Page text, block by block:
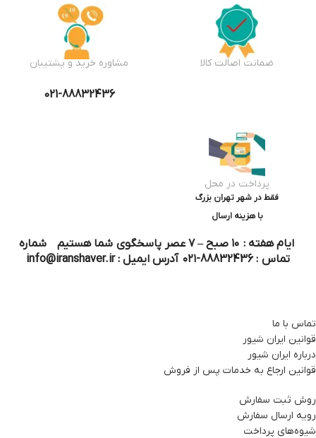
ضمانت اصالت کالا مشاوره خرید و پشتیبان
021-88832436
پرداخت در محل
فقط در شهر تهران بزرگ
با هزینه ارسال
ایام هفته : ۱۰ صبح – ۷ عصر پاسخگوی شما هستیم شماره
تماس : 88832436-۰۲۱ آدرس ایمیل : info@iranshaver.ir
تماس با ما
قوانین ایران شیور
درباره ایران شیور
قوانین ارجاع به خدمات پس از فروش
روش ثبت سفارش
رویه ارسال سفارش
شیوه‌های پرداخت